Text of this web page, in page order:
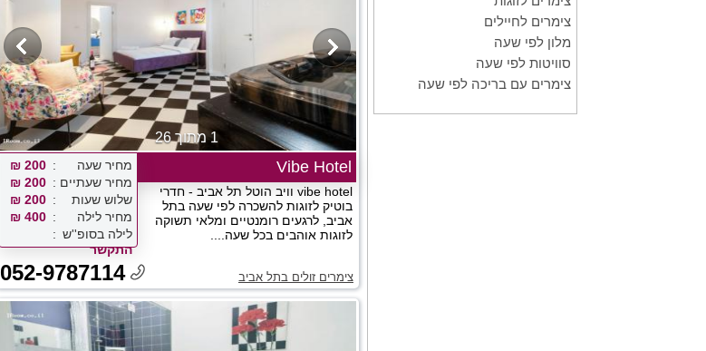
צימרים לחיילים
מלון לפי שעה
סוויטות לפי שעה
צימרים עם בריכה לפי שעה
1 מתוך 26
Vibe Hotel
vibe hotel וויב הוטל תל אביב - חדרי
בוטיק לזוגות להשכרה לפי שעה בתל
אביב, לרגעים רומנטיים ומלאי תשוקה
לזוגות אוהבים בכל שעה....
צימרים זולים בתל אביב
מחיר שעה
200 ₪
מחיר שעתיים
200 ₪
שלוש שעות
200 ₪
מחיר לילה
400 ₪
לילה בסופ''ש
התקשר
052-9787114